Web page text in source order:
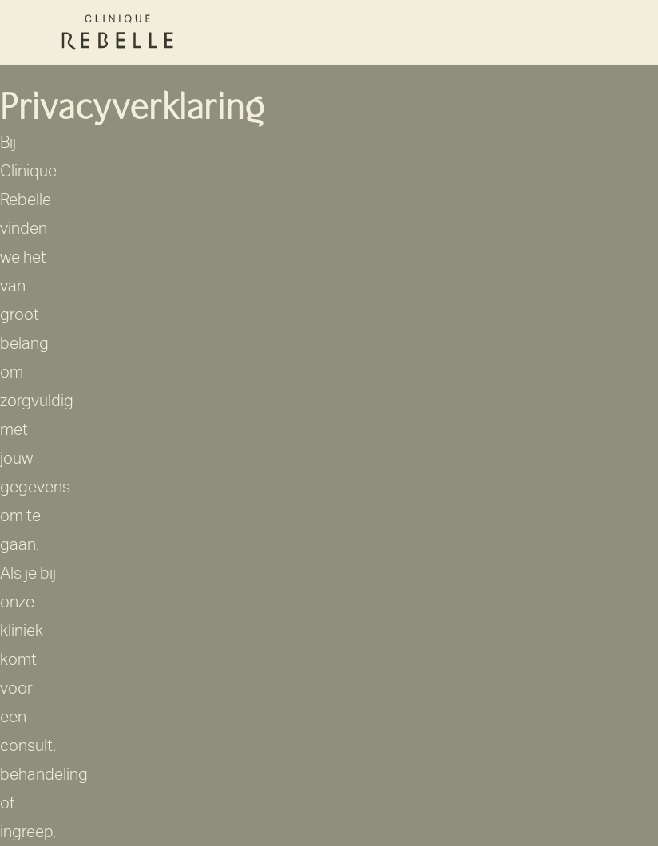
Privacyverklaring
Bij
Clinique
Rebelle
vinden
we het
van
groot
belang
om
zorgvuldig
met
jouw
gegevens
om te
gaan.
Als je bij
onze
kliniek
komt
voor
een
consult,
behandeling
of
ingreep,